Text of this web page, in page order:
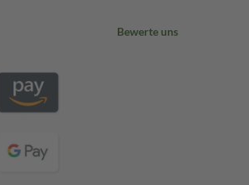
Bewerte uns